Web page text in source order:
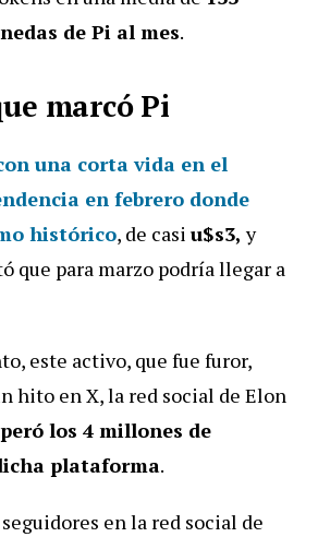
de Pi al mes.
marcó Pi
una corta vida en el
en febrero donde
histórico, de casi u$s3, y
que para marzo podría llegar a
este activo, que fue furor,
hito en X, la red social de Elon
los 4 millones de
plataforma.
en la red social de